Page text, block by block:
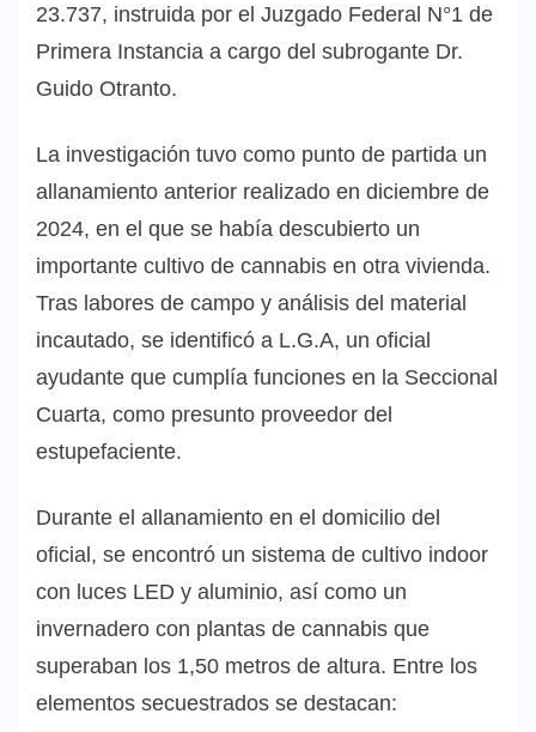
23.737, instruida por el Juzgado Federal N°1 de
Primera Instancia a cargo del subrogante Dr.
Guido Otranto.
La investigación tuvo como punto de partida un
allanamiento anterior realizado en diciembre de
2024, en el que se había descubierto un
importante cultivo de cannabis en otra vivienda.
Tras labores de campo y análisis del material
incautado, se identificó a L.G.A, un oficial
ayudante que cumplía funciones en la Seccional
Cuarta, como presunto proveedor del
estupefaciente.
Durante el allanamiento en el domicilio del
oficial, se encontró un sistema de cultivo indoor
con luces LED y aluminio, así como un
invernadero con plantas de cannabis que
superaban los 1,50 metros de altura. Entre los
elementos secuestrados se destacan: